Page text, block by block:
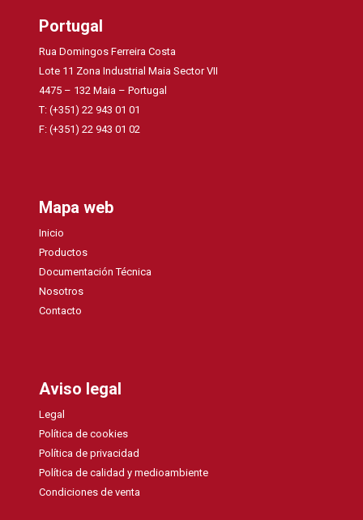
Portugal
Rua Domingos Ferreira Costa
Lote 11 Zona Industrial Maia Sector VII
4475 – 132 Maia – Portugal
T: (+351) 22 943 01 01
F: (+351) 22 943 01 02
Mapa web
Inicio
Productos
Documentación Técnica
Nosotros
Contacto
Aviso legal
Legal
Política de cookies
Política de privacidad
Política de calidad y medioambiente
Condiciones de venta